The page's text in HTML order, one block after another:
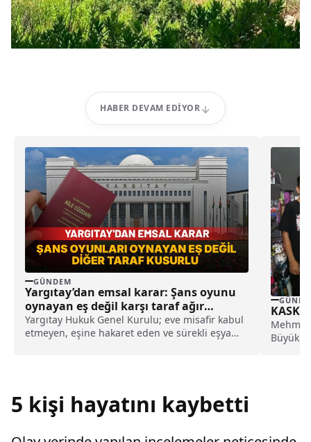
HABER DEVAM EDIYOR
GÜNDEM
Yargıtay’dan emsal karar: Şans oyunu
oynayan eş değil karşı taraf ağır
kusurlu sayıldı
Yargıtay Hukuk Genel Kurulu; eve misafir kabul
etmeyen, eşine hakaret eden ve sürekli eşya
Mehmet
5 kişi hayatını kaybetti